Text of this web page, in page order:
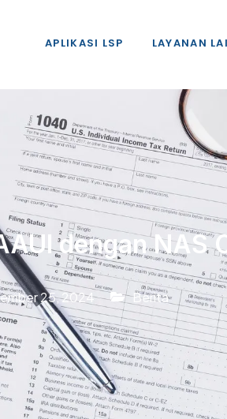
APLIKASI LSP LAYANAN
dengan NAS
25, 2024 Berita